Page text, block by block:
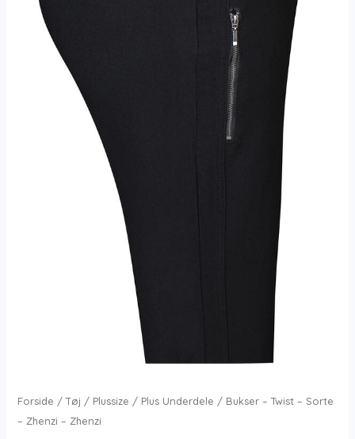
Forside /Tøj / Plussize / Plus Underdele / Bukser – Twist – Sorte
– Zhenzi – Zhenzi